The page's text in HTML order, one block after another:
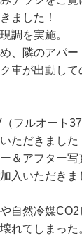
ました！
調を実施。
、隣のアパ
車が出動して
フルオート
ただきました
＆アフター写
入いただきま
自然冷媒
れてしまった